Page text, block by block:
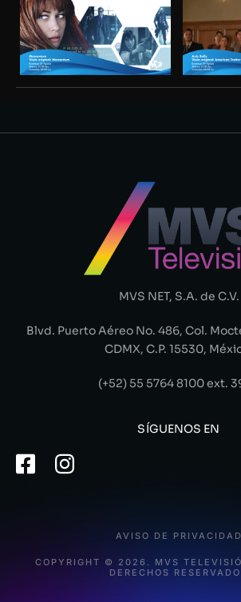
MVS NET, S.A. de C.V.
Blvd. Puerto Aéreo No. 486, Col.
CDMX, C.P. 15530,
(+52) 55 5764 8100 ext.
SÍGUENOS EN
COPYRIGHT © 2026. MVS
DERECHOS
AVISO DE PRIVACIDAD